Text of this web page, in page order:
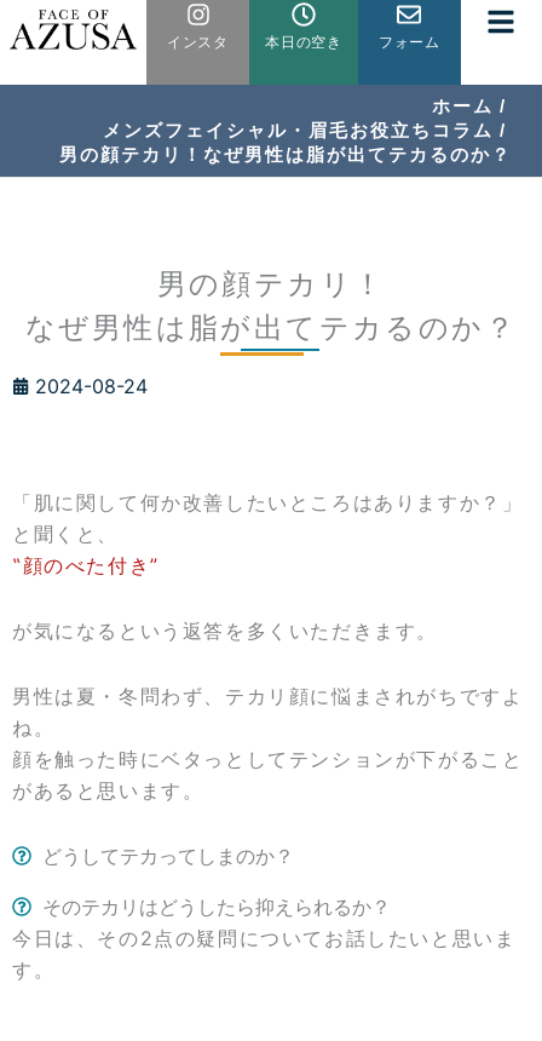
容
ッ
インスタ 本日の空き フォーム
ホーム
メンズフェイシャル・眉毛お役立ちコラム
男の顔テカリ！なぜ男性は脂が出てテカるのか？
男の顔テカリ！
なぜ男性は脂が出てテカるのか？
2024-08-24
「肌に関して何か改善したいところはありますか？」
と聞くと、
‟顔のべた付き”
が気になるという返答を多くいただきます。
男性は夏・冬問わず、テカリ顔に悩まされがちですよ
ね。
顔を触った時にベタっとしてテンションが下がること
があると思います。
どうしてテカってしまのか？
そのテカリはどうしたら抑えられるか？
今日は、その2点の疑問についてお話したいと思いま
す。